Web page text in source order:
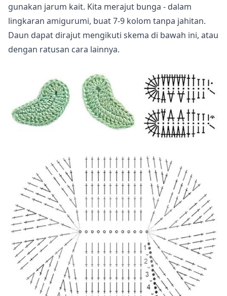
gunakan jarum kait. Kita merajut bunga - dalam
lingkaran amigurumi, buat 7-9 kolom tanpa jahitan.
Daun dapat dirajut mengikuti skema di bawah ini, atau
dengan ratusan cara lainnya.